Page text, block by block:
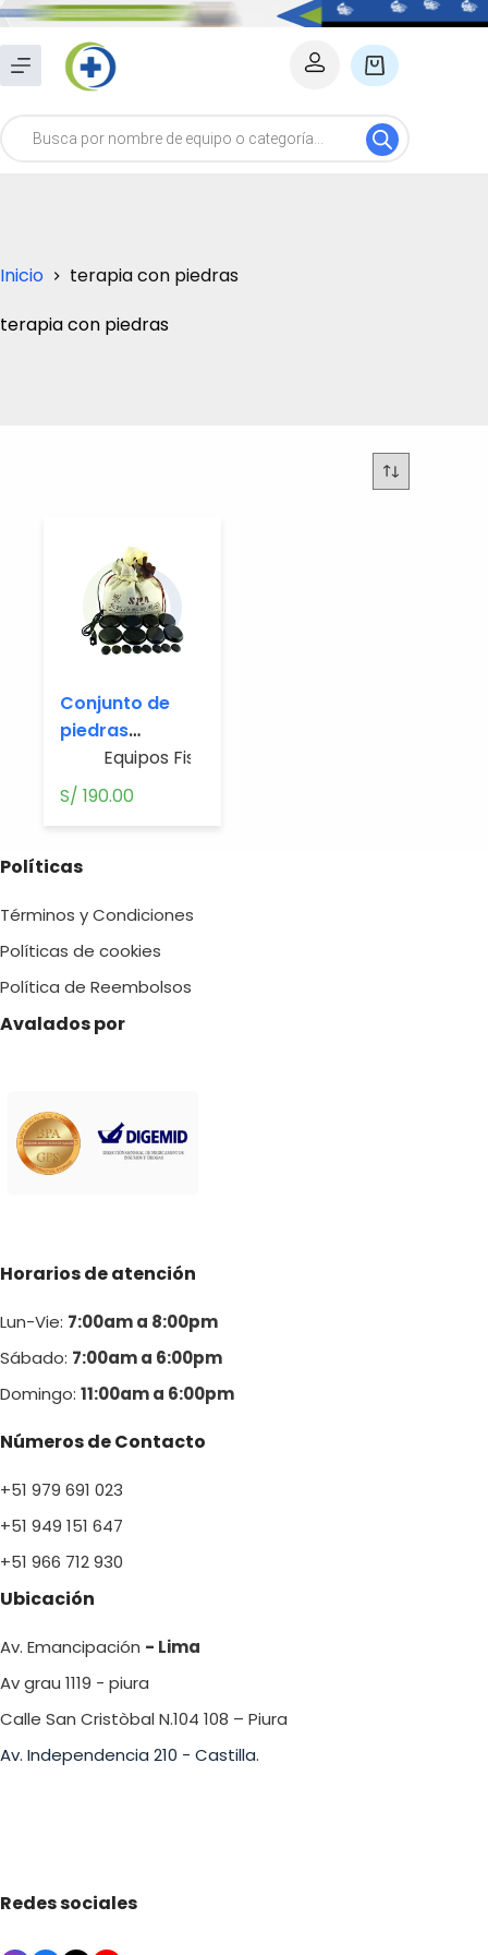
Saltar
al
contenido
Carro
compra
Inicio
terapia con piedras
terapia con piedras
Conjunto de
piedras
calientes
Equipos Fisioterapia
S/ 190.00
Políticas
Términos y Condiciones
Políticas de cookies
Política de Reembolsos
Avalados por
Horarios de atención
Lun-Vie: 7:00am a 8:00pm
Sábado: 7:00am a 6:00pm
Domingo: 11:00am a 6:00pm
Números de Contacto
+51 979 691 023
+51 949 151 647
+51 966 712 930
Ubicación
Av. Emancipación - Lima
Av grau 1119 - piura
Calle San Cristòbal N.104 108 – Piura
Av. Independencia 210 - Castilla.
Redes sociales